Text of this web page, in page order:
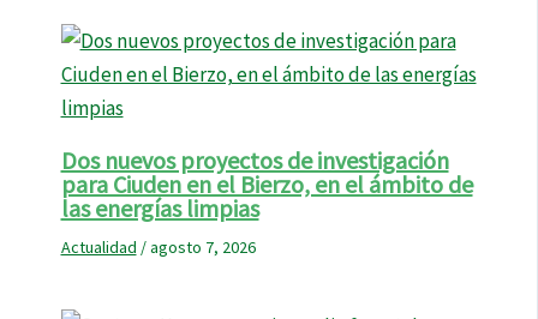
Dos nuevos proyectos de investigación
para Ciuden en el Bierzo, en el ámbito de
las energías limpias
Actualidad /agosto 7, 2026